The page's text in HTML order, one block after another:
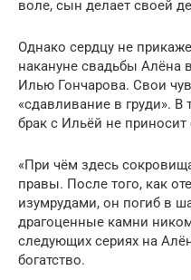
воле, сын делает своей
Однако сердцу не
накануне свадьбы Алёна
Илью Гончарова. Свои
«сдавливание в груди». В
брак с Ильёй не приносит
«При чём здесь
правы. После того, как
изумрудами, он погиб в
драгоценные камни
следующих сериях на
богатство.